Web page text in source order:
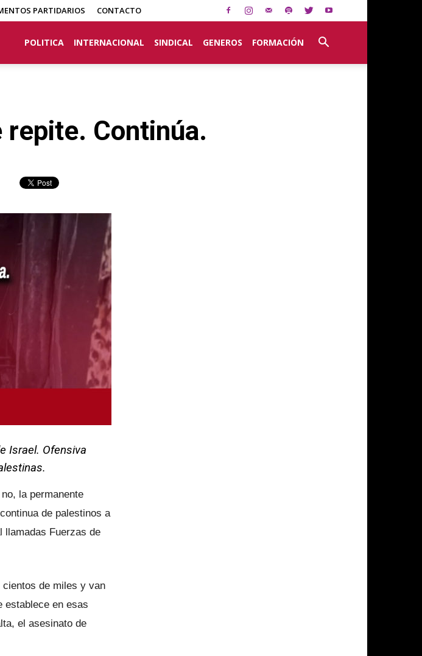
PARTIDARIOS CONTACTO
POLITICA INTERNACIONAL SINDICAL GENEROS FORMACIÓN
Continúa.
Israel. Ofensiva
la permanente
de palestinos a
llamadas Fuerzas de
de miles y van
establece en esas
el asesinato de